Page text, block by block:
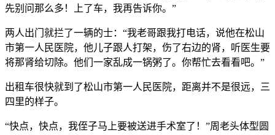
先别问那么多！上了车，我再告诉你。”
两人出门就拦了一辆的士：“我老哥跟我打电话，说他在松山
市第一人民医院，他儿子跟人打架，伤了右边的肾，听医生要
将那肾给切除。他们一家乱成一锅粥了。你帮忙去看看吧。”
出租车很快就到了松山市第一人民医院，距离并不是很远，三
四里的样子。
“快点，快点，我侄子马上要被送进手术室了！”周老头体型圆